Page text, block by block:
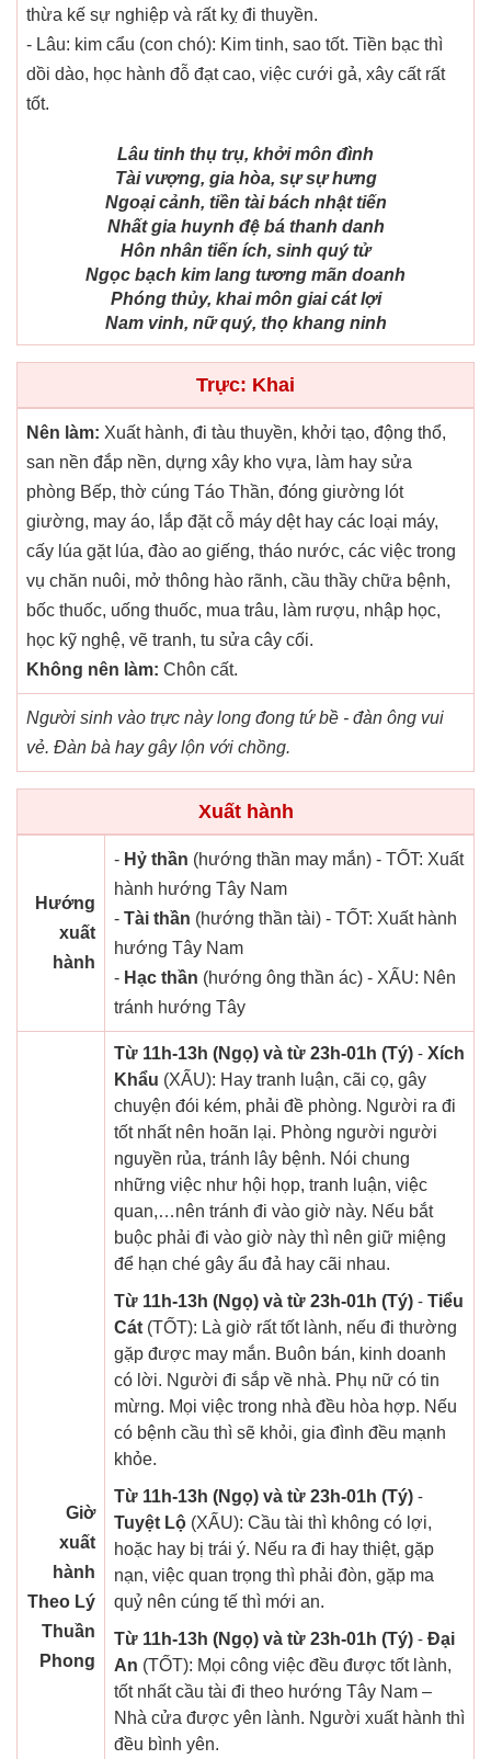
thừa kế sự nghiệp và rất kỵ đi thuyền.
- Lâu: kim cẩu (con chó): Kim tinh, sao tốt. Tiền bạc thì
dồi dào, học hành đỗ đạt cao, việc cưới gả, xây cất rất
tốt.
Lâu tinh thụ trụ, khởi môn đình
Tài vượng, gia hòa, sự sự hưng
Ngoại cảnh, tiền tài bách nhật tiến
Nhất gia huynh đệ bá thanh danh
Hôn nhân tiến ích, sinh quý tử
Ngọc bạch kim lang tương mãn doanh
Phóng thủy, khai môn giai cát lợi
Nam vinh, nữ quý, thọ khang ninh
Trực: Khai
Nên làm: Xuất hành, đi tàu thuyền, khởi tạo, động thổ,
san nền đắp nền, dựng xây kho vựa, làm hay sửa
phòng Bếp, thờ cúng Táo Thần, đóng giường lót
giường, may áo, lắp đặt cỗ máy dệt hay các loại máy,
cấy lúa gặt lúa, đào ao giếng, tháo nước, các việc trong
vụ chăn nuôi, mở thông hào rãnh, cầu thầy chữa bệnh,
bốc thuốc, uống thuốc, mua trâu, làm rượu, nhập học,
học kỹ nghệ, vẽ tranh, tu sửa cây cối.
Không nên làm: Chôn cất.
Người sinh vào trực này long đong tứ bề - đàn ông vui
vẻ. Đàn bà hay gây lộn với chồng.
Xuất hành
Hướng
xuất
hành
- Hỷ thần (hướng thần may mắn) - TỐT: Xuất
hành hướng Tây Nam
- Tài thần (hướng thần tài) - TỐT: Xuất hành
hướng Tây Nam
- Hạc thần (hướng ông thần ác) - XẤU: Nên
tránh hướng Tây
Giờ
xuất
hành
Theo Lý
Thuần
Phong
Từ 11h-13h (Ngọ) và từ 23h-01h (Tý) - Xích
Khẩu (XẤU): Hay tranh luận, cãi cọ, gây
chuyện đói kém, phải đề phòng. Người ra đi
tốt nhất nên hoãn lại. Phòng người người
nguyền rủa, tránh lây bệnh. Nói chung
những việc như hội họp, tranh luận, việc
quan,…nên tránh đi vào giờ này. Nếu bắt
buộc phải đi vào giờ này thì nên giữ miệng
để hạn ché gây ẩu đả hay cãi nhau.
Từ 11h-13h (Ngọ) và từ 23h-01h (Tý) - Tiểu
Cát (TỐT): Là giờ rất tốt lành, nếu đi thường
gặp được may mắn. Buôn bán, kinh doanh
có lời. Người đi sắp về nhà. Phụ nữ có tin
mừng. Mọi việc trong nhà đều hòa hợp. Nếu
có bệnh cầu thì sẽ khỏi, gia đình đều mạnh
khỏe.
Từ 11h-13h (Ngọ) và từ 23h-01h (Tý) -
Tuyệt Lộ (XẤU): Cầu tài thì không có lợi,
hoặc hay bị trái ý. Nếu ra đi hay thiệt, gặp
nạn, việc quan trọng thì phải đòn, gặp ma
quỷ nên cúng tế thì mới an.
Từ 11h-13h (Ngọ) và từ 23h-01h (Tý) - Đại
An (TỐT): Mọi công việc đều được tốt lành,
tốt nhất cầu tài đi theo hướng Tây Nam –
Nhà cửa được yên lành. Người xuất hành thì
đều bình yên.